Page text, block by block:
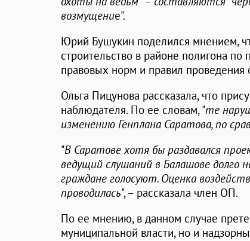
возмущение".
Юрий Бушукин поделился мнением,
строительство в районе полигона
правовых норм и правил
Ольга Пицунова рассказала, что
наблюдателя. По ее словам, "те
изменению Генплана Саратова, по
"В Саратове хотя бы раздавался
ведущий слушаний в Балашове долго
граждане голосуют. Оценка
проводилась", – рассказала член ОП.
По ее мнению, в данном случае
муниципальной власти, но и